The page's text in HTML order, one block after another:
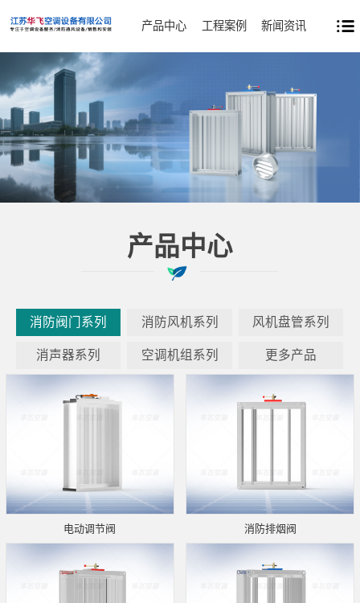
产品中心 工程案例 新闻资讯
产品中心
消防阀门系列 消防风机系列 风机盘管系列
消声器系列 空调机组系列 更多产品
电动调节阀 消防排烟阀